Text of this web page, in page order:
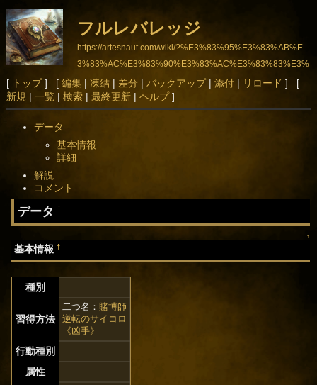
フルレバレッジ
https://artesnaut.com/wiki/?%E3%83%95%E3%83%AB%E
3%83%AC%E3%83%90%E3%83%AC%E3%83%83%E3%
82%B8
[ トップ] [ 編集| 凍結| 差分 | バックアップ| 添付| リロード ] [
新規 | 一覧 | 検索| 最終更新| ヘルプ]
データ
基本情報
詳細
解説
コメント
データ†
↑
基本情報†
種別
習得方法
二つ名：賭博師
逆転のサイコロ
《凶手》
行動種別
属性